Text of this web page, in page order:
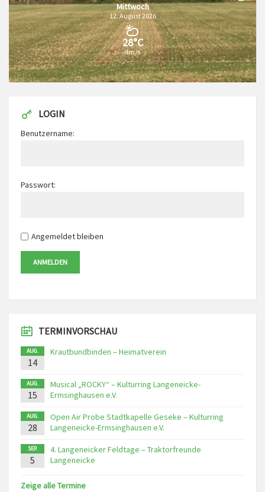
Mittwoch
12. August 2026
28°C
4m/s
LOGIN
Benutzername:
Passwort:
Angemeldet bleiben
ANMELDEN
TERMINVORSCHAU
AUG.
14
Krautbundbinden – Heimatverein
AUG.
15
Musical „ROCKY“ – Kulturring Langeneicke-
Ermsinghausen e.V.
AUG.
28
Open Air Probe Stadtkapelle Geseke – Kulturring
Langeneicke-Ermsinghausen e.V.
SEP.
5
4. Langeneicker Feldtage – Traktorfreunde
Langeneicke
Zeige alle Termine